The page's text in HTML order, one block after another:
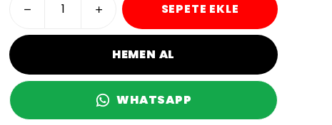
SEPETE EKLE
HEMEN AL
WHATSAPP